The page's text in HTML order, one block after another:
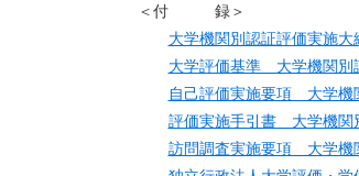
＜付 録＞
大学機関別認証評価実施大
大学評価基準 大学機関別
自己評価実施要項 大学機
評価実施手引書 大学機関
訪問調査実施要項 大学機